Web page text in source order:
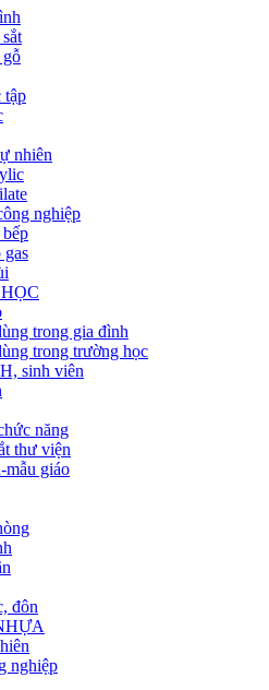
gỗ
tập
nhiên
nghiệp
gas
trong gia đình
trong trường học
sinh viên
năng
thư viện
mẫu giáo
đôn
nghiệp